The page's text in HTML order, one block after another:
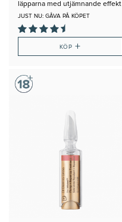
läpparna med utjämnande effekt
JUST NU: GÅVA PÅ KÖPET
KÖP+